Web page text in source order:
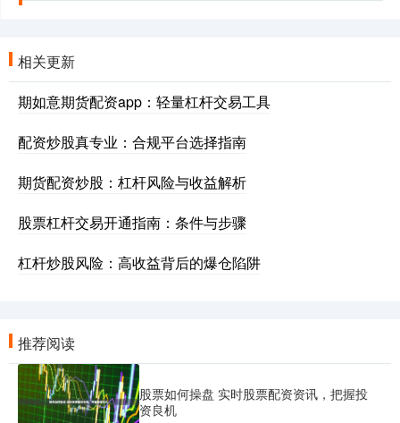
相关更新
期如意期货配资app：轻量杠杆交易工具
配资炒股真专业：合规平台选择指南
期货配资炒股：杠杆风险与收益解析
股票杠杆交易开通指南：条件与步骤
杠杆炒股风险：高收益背后的爆仓陷阱
推荐阅读
股票如何操盘 实时股票配资资讯，把握投
资良机